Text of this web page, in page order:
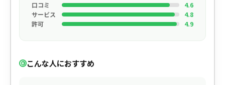
口コミ
4.6
サービス
4.8
許可
4.9
こんな人におすすめ